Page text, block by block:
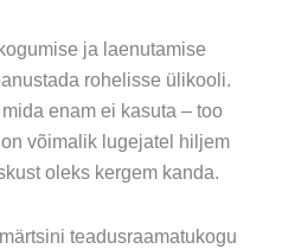
ja laenutamise
rohelisse ülikooli.
enam ei kasuta – too
võimalik lugejatel hiljem
oleks kergem kanda.
teadusraamatukogu